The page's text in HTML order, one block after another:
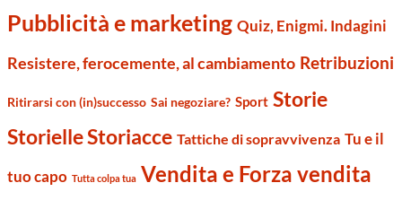
Pubblicità e marketing Quiz, Enigmi. Indagini
Resistere, ferocemente, al cambiamento Retribuzioni
Ritirarsi con (in)successo Sai negoziare? Sport Storie
Storielle Storiacce Tattiche di sopravvivenza Tu e il
tuo capo Tutta colpa tua Vendita e Forza vendita